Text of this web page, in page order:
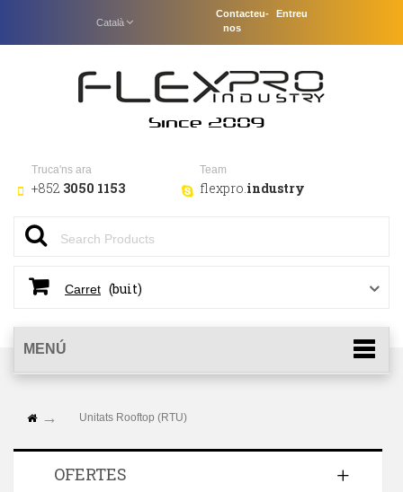
Entreu
Català
Contacteu-
nos
Truca'ns ara
+852 3050 1153
Team
flexpro.industry
Carret (buit)
MENÚ
Unitats Rooftop (RTU)
OFERTES